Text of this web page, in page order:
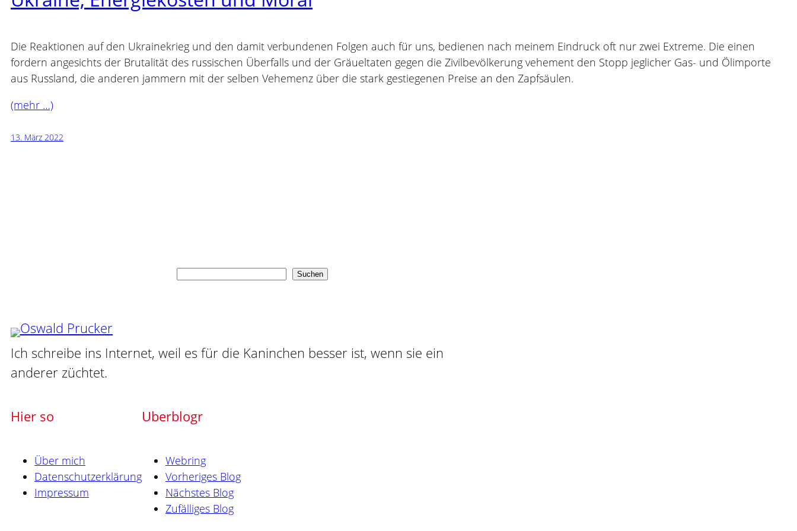
Die Reaktionen auf den Ukrainekrieg und den damit verbundenen Folgen auch für uns, bedienen nach meinem Eindruck oft nur zwei Extreme. Die einen
fordern angesichts der Brutalität des russischen Überfalls und der Gräueltaten gegen die Zivilbevölkerung vehement den Stopp jeglicher Gas- und Ölimporte
aus Russland, die anderen jammern mit der selben Vehemenz über die stark gestiegenen Preise an den Zapfsäulen.
(mehr …)
13. März 2022
Suchen
Ich schreibe ins Internet, weil es für die Kaninchen besser ist, wenn sie ein
anderer züchtet.
Hier so
Über mich
Datenschutzerklärung
Impressum
Uberblogr
Webring
Vorheriges Blog
Nächstes Blog
Zufälliges Blog